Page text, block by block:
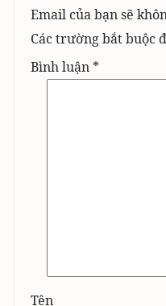
Email của bạn sẽ
Các trường bắt buộc
Bình luận *
Tên